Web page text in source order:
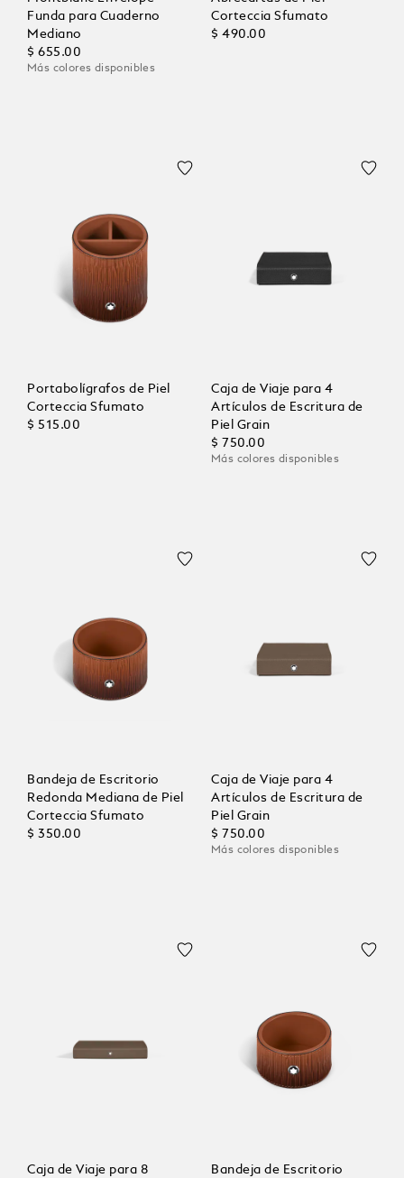
Funda para Cuaderno
Mediano
$ 655.00
Más colores disponibles
Corteccia Sfumato
$ 490.00
Portabolígrafos de Piel
Corteccia Sfumato
$ 515.00
Caja de Viaje para 4
Artículos de Escritura de
Piel Grain
$ 750.00
Más colores disponibles
Bandeja de Escritorio
Redonda Mediana de Piel
Corteccia Sfumato
$ 350.00
Caja de Viaje para 4
Artículos de Escritura de
Piel Grain
$ 750.00
Más colores disponibles
Caja de Viaje para 8
Bandeja de Escritorio